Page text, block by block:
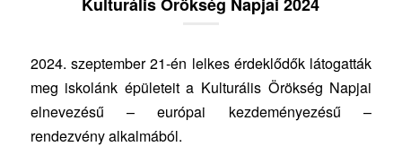
2024. szeptember 21-én lelkes érdeklődők látogatták
meg iskolánk épületeit a Kulturális Örökség Napjai
elnevezésű – európai kezdeményezésű –
rendezvény alkalmából.